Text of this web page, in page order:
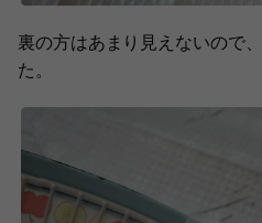
裏の方はあまり見えないので、
た。